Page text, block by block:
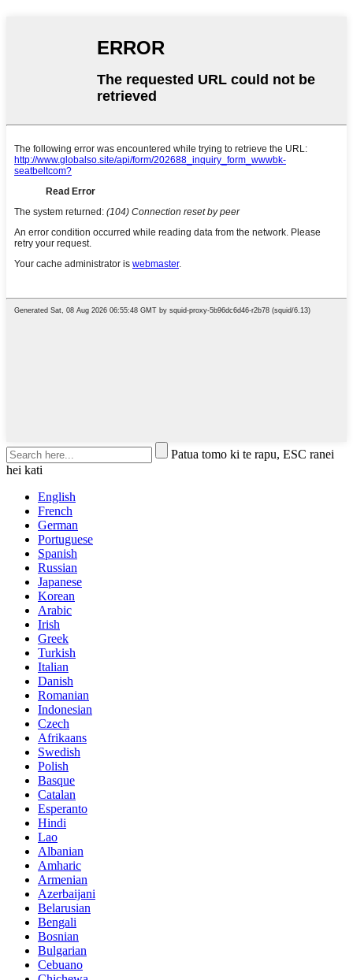
Patua tomo ki te rapu, ESC ranei
hei kati
English
French
German
Portuguese
Spanish
Russian
Japanese
Korean
Arabic
Irish
Greek
Turkish
Italian
Danish
Romanian
Indonesian
Czech
Afrikaans
Swedish
Polish
Basque
Catalan
Esperanto
Hindi
Lao
Albanian
Amharic
Armenian
Azerbaijani
Belarusian
Bengali
Bosnian
Bulgarian
Cebuano